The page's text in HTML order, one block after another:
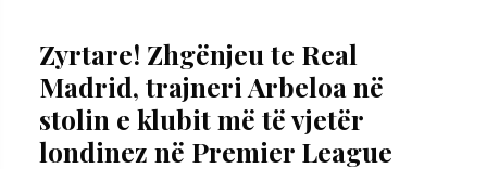
Zyrtare! Zhgënjeu te Real
Madrid, trajneri Arbeloa në
stolin e klubit më të vjetër
londinez në Premier League